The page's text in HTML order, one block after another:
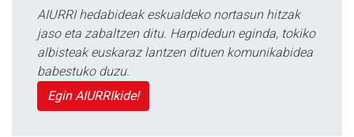
AIURRI hedabideak eskualdeko nortasun hitzak
jaso eta zabaltzen ditu. Harpidedun eginda, tokiko
albisteak euskaraz lantzen dituen komunikabidea
babestuko duzu.
Egin AIURRIkide!